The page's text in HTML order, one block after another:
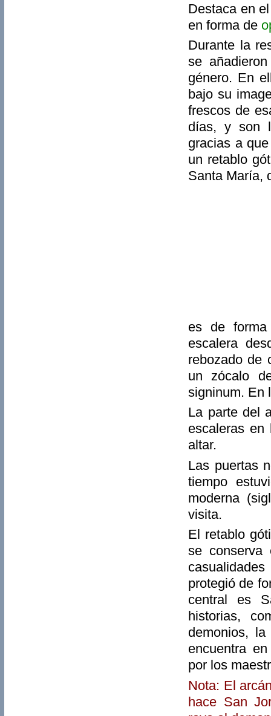
Destaca en
en forma de
Durante la
se
género. En
bajo su
frescos de
días, y son
gracias a
un retablo
Santa María,
es de
escalera
rebozado de
un zócalo
signinum. En
La parte del
escaleras
altar.
Las puertas
tiempo
moderna
visita.
El retablo
se
protegió de
central es
historias,
demonios,
encuentra
por los
Nota: El
hace San